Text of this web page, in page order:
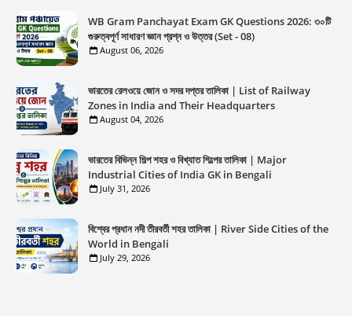
WB Gram Panchayat Exam GK Questions 2026: ৩০টি
গুরুত্বপূর্ণ সাধারণ জ্ঞান প্রশ্ন ও উত্তর (Set - 08)
August 06, 2026
ভারতের রেলওয়ে জোন ও সদর দপ্তর তালিকা | List of Railway
Zones in India and Their Headquarters
August 04, 2026
ভারতের বিভিন্ন শিল্প শহর ও বিখ্যাত শিল্পের তালিকা | Major
Industrial Cities of India GK in Bengali
July 31, 2026
বিশ্বের প্রধান নদী তীরবর্তী শহর তালিকা | River Side Cities of the
World in Bengali
July 29, 2026